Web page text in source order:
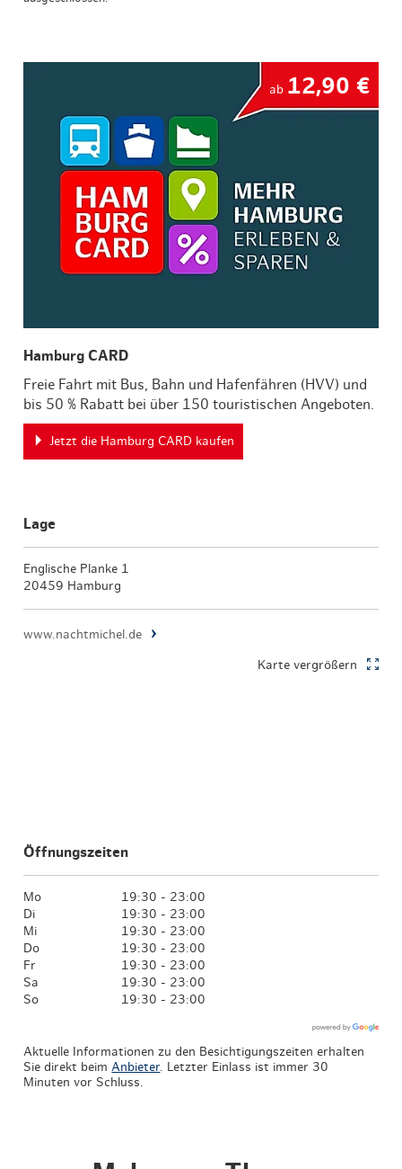
ab 12,90 €
Hamburg CARD
Freie Fahrt mit Bus, Bahn und Hafenfähren (HVV) und
bis 50 % Rabatt bei über 150 touristischen Angeboten.
Jetzt die Hamburg CARD kaufen
Lage
Englische Planke 1
20459 Hamburg
www.nachtmichel.de
Karte vergrößern
Öffnungszeiten
Mo
19:30 - 23:00
Di
19:30 - 23:00
Mi
19:30 - 23:00
Do
19:30 - 23:00
Fr
19:30 - 23:00
Sa
19:30 - 23:00
So
19:30 - 23:00
Aktuelle Informationen zu den Besichtigungszeiten erhalten
Sie direkt beimAnbieter. Letzter Einlass ist immer 30
Minuten vor Schluss.